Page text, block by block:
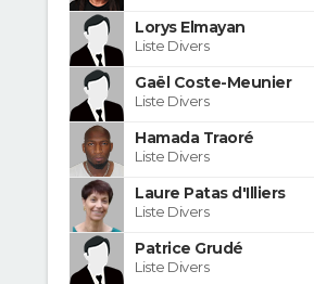
Lorys Elmayan
Liste Divers
Gaël Coste-Meunier
Liste Divers
Hamada Traoré
Liste Divers
Laure Patas d'Illiers
Liste Divers
Patrice Grudé
Liste Divers